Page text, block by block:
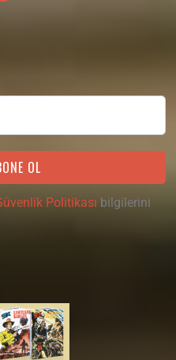
OL
Politikası bilgilerini